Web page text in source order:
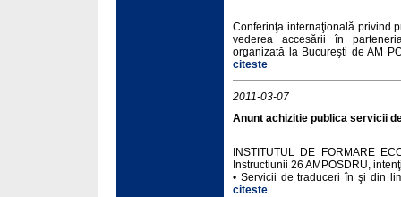
Conferinţa internaţională privind
vederea accesării în
organizată la Bucureşti de AM
citeste
2011-03-07
Anunt achizitie publica servicii
INSTITUTUL DE FORMARE
Instructiunii 26 AMPOSDRU,
• Servicii de traduceri în şi din
citeste